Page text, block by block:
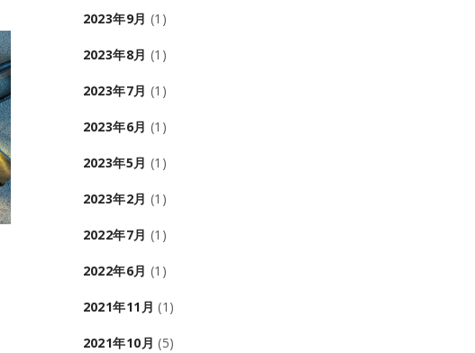
2023年9月 (1)
2023年8月 (1)
2023年7月 (1)
2023年6月 (1)
2023年5月 (1)
2023年2月 (1)
2022年7月 (1)
2022年6月 (1)
2021年11月 (1)
2021年10月 (5)